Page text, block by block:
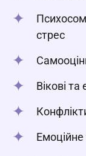
стрес
Вікові та